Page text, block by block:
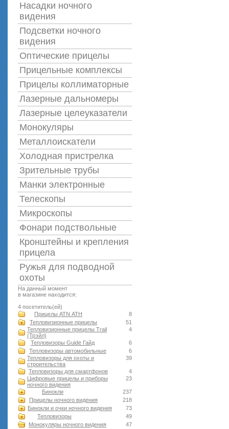
Насадки ночного
видения
Подсветки ночного
видения
Оптические прицелы
Прицельные комплексы
Прицелы коллиматорные
Лазерные дальномеры
Лазерные целеуказатели
Монокуляры
Металлоискатели
Холодная пристрелка
Зрительные трубы
Манки электронные
Телескопы
Микроскопы
Фонари подствольные
Кронштейны и крепления
прицела
Ружья для подводной
оxоты
На данный момент
в магазине находится:
4 посетитель(ей)
8
Прицелы ATN АТН
51
Тепловизионные прицелы
4
Тепловизионные прицелы Trail
(Трэйл)
6
Тепловизоры Guide Гайд
6
Тепловизоры автомобильные
39
Тепловизоры для охоты и
строительства
4
Тепловизоры для смартфонов
23
Цифровые прицелы и приборы
ночного видения
237
Бинокли
218
Прицелы ночного видения
73
Бинокли и очки ночного видения
49
Тепловизоры
47
Монокуляры ночного видения